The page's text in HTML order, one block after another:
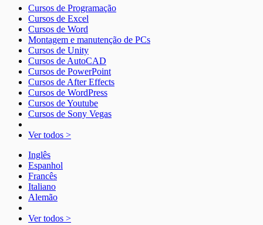
Cursos de Programação
Cursos de Excel
Cursos de Word
Montagem e manutenção de PCs
Cursos de Unity
Cursos de AutoCAD
Cursos de PowerPoint
Cursos de After Effects
Cursos de WordPress
Cursos de Youtube
Cursos de Sony Vegas
Ver todos >
Inglês
Espanhol
Francês
Italiano
Alemão
Ver todos >